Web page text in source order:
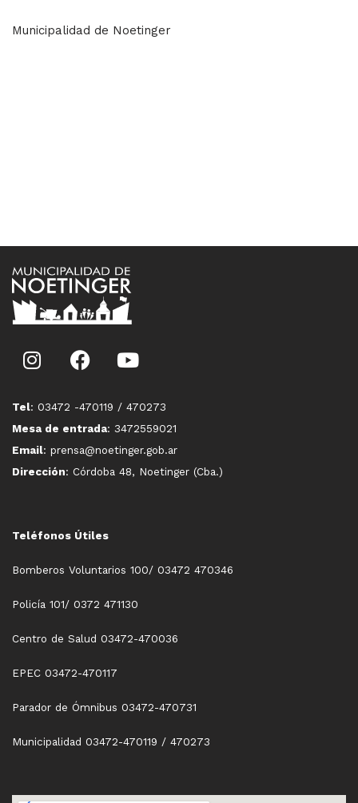
Municipalidad de Noetinger
Tel: 03472 -470119 / 470273
Mesa de entrada: 3472559021
Email: prensa@noetinger.gob.ar
Dirección: Córdoba 48, Noetinger (Cba.)
Teléfonos Útiles
Bomberos Voluntarios 100/ 03472 470346
Policía 101/ 0372 471130
Centro de Salud 03472-470036
EPEC 03472-470117
Parador de Ómnibus 03472-470731
Municipalidad 03472-470119 / 470273